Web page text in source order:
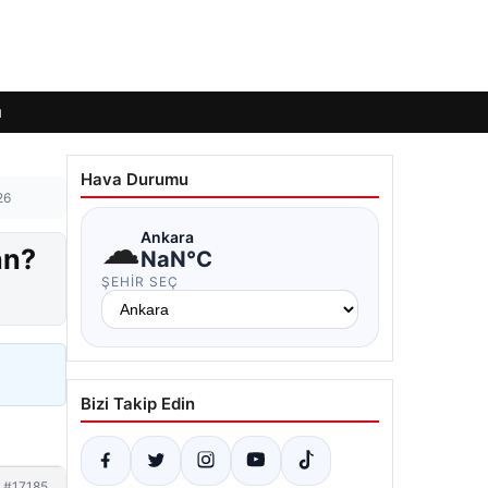
Hava Durumu
☁Ankara
NaN°C
ŞEHIR SEÇ
Bizi Takip Edin